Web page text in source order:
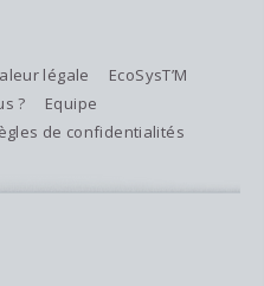
légale
EcoSysT’M
?
Equipe
de confidentialités